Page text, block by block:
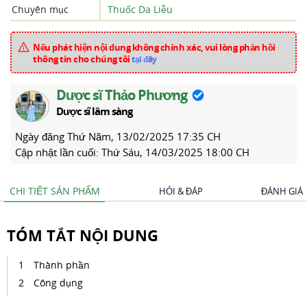
Chuyên mục
Thuốc Da Liễu
Nếu phát hiện nội dung không chính xác, vui lòng phản hồi
thông tin cho chúng tôitại đây
Dược sĩ Thảo Phương
Dược sĩ lâm sàng
Ngày đăng Thứ Năm, 13/02/2025 17:35 CH
Cập nhật lần cuối: Thứ Sáu, 14/03/2025 18:00 CH
CHI TIẾT SẢN PHẨM HỎI & ĐÁP ĐÁNH GIÁ
TÓM TẮT NỘI DUNG
Thành phần
Công dụng